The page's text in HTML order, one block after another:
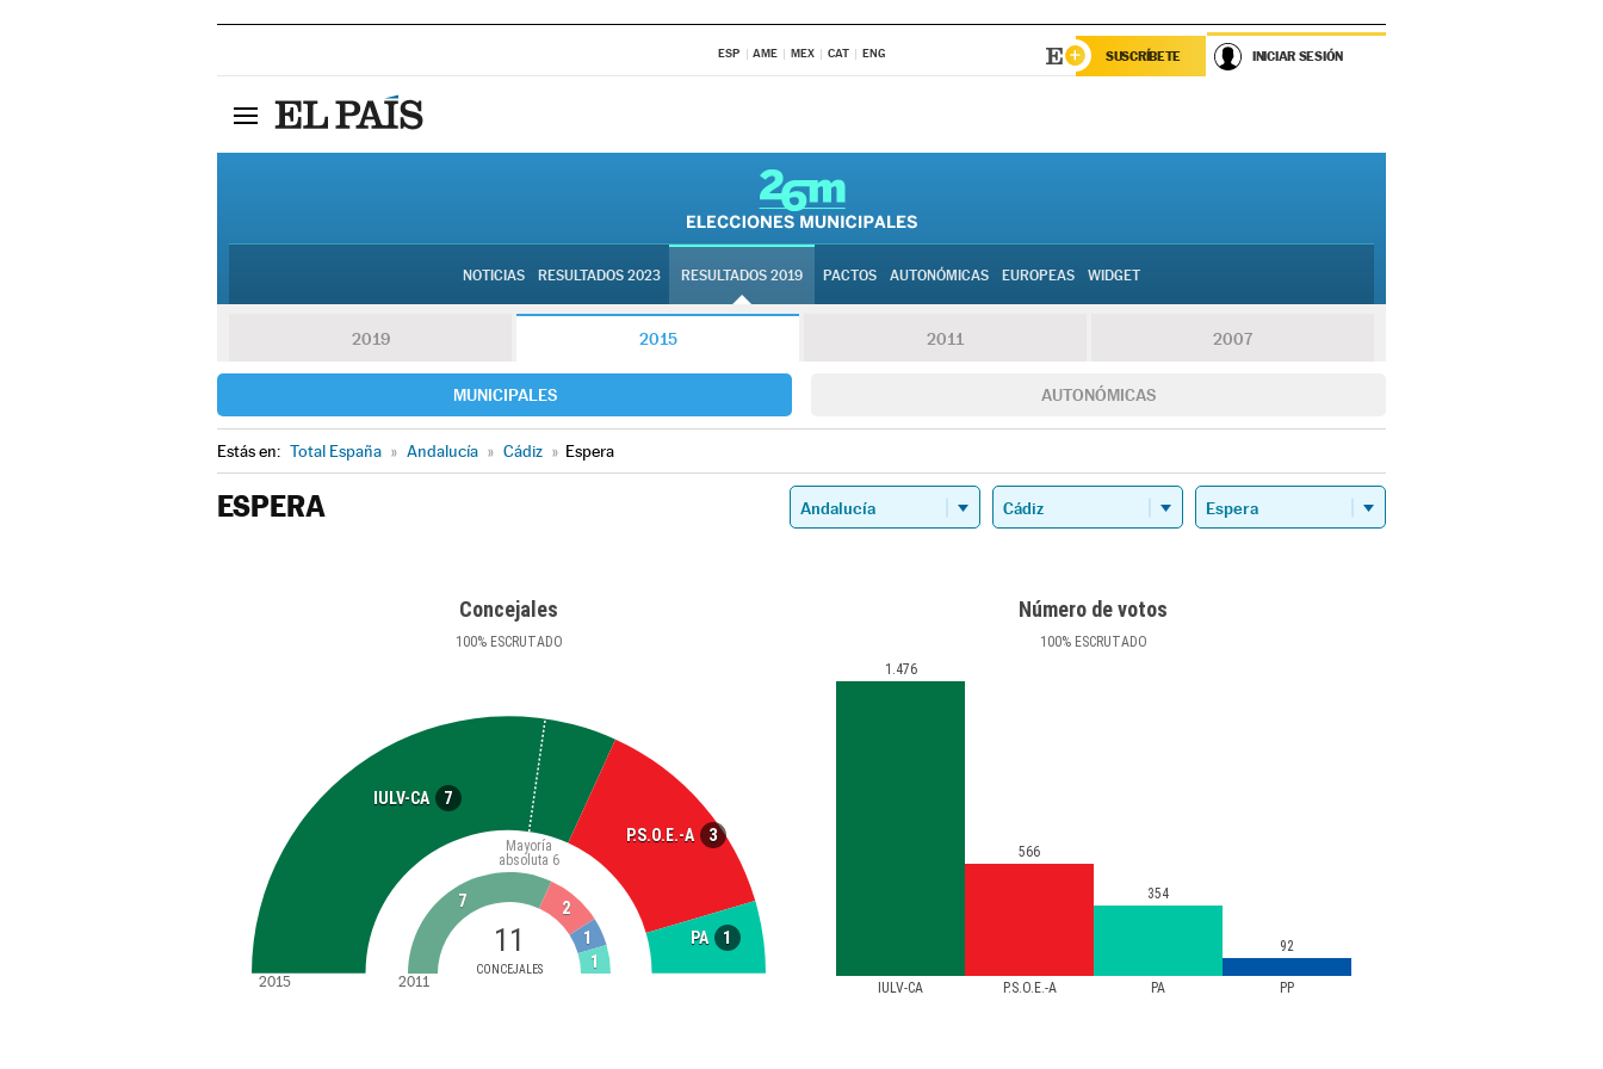
ESP AME MEX CAT ENG SUSCRÍBETE INICIAR SESIÓN
NOTICIAS RESULTADOS 2023 RESULTADOS 2019 PACTOS AUTONÓMICAS EUROPEAS WIDGET
2019 2015 2011 2007
MUNICIPALES AUTONÓMICAS
Estás en: Total España » Andalucía » Cádiz » Espera
ESPERA
Concejales
100%ESCRUTADO
IULV-CA 7
P.S.O.E.-A 3
PA 1
11
CONCEJALES
Mayoría
absoluta 6
7
2
1
1
2015 2011
Número de votos
100%ESCRUTADO
IULV-CA P.S.O.E.-A PA PP
1.476
566
354
92